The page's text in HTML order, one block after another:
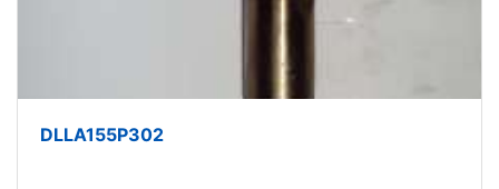
DLLA155P302